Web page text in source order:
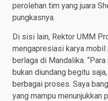
perolehan tim yang juara
pungkasnya.
Di sisi lain, Rektor UMM
mengapresiasi karya mobil
berlaga di Mandalika.
bukan diundang begitu
berbagai proses. Saya
yang mampu menunjukkan